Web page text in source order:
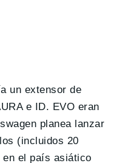
un extensor de
e ID. EVO eran
planea lanzar
(incluidos 20
el país asiático